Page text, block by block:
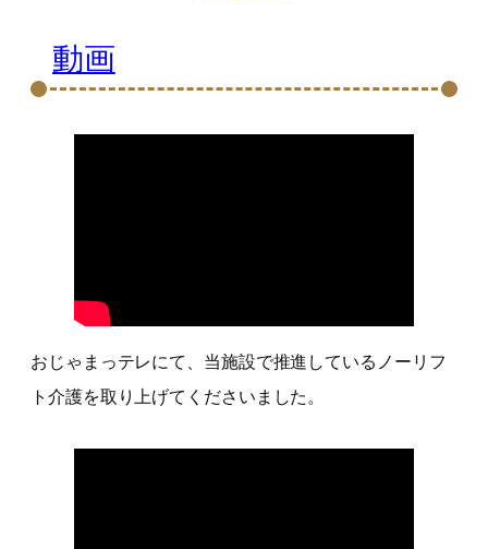
動画
おじゃまっテレにて、当施設で推進しているノーリフ
ト介護を取り上げてくださいました。